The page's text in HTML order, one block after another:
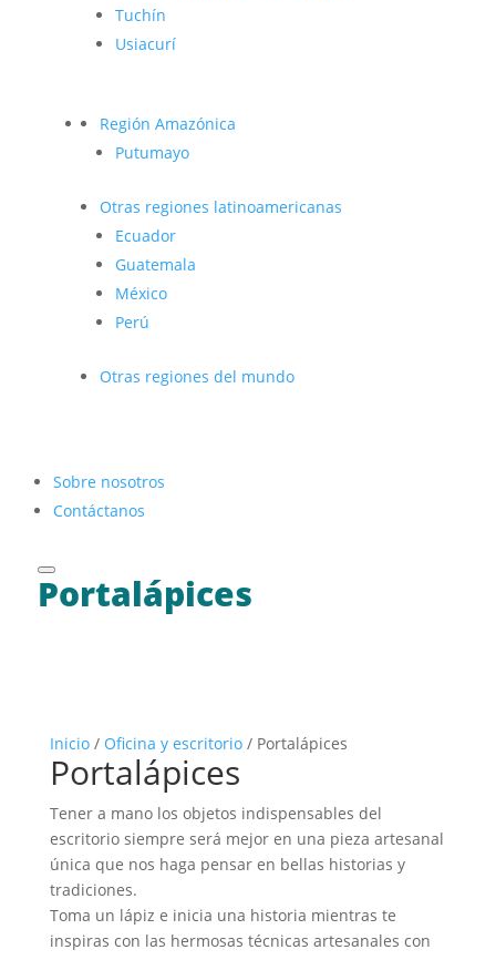
Tuchín
Usiacurí
Región Amazónica
Putumayo
Otras regiones latinoamericanas
Ecuador
Guatemala
México
Perú
Otras regiones del mundo
Sobre nosotros
Contáctanos
Portalápices
Inicio/ Oficina y escritorio/ Portalápices
Portalápices
Tener a mano los objetos indispensables del
escritorio siempre será mejor en una pieza artesanal
única que nos haga pensar en bellas historias y
tradiciones.
Toma un lápiz e inicia una historia mientras te
inspiras con las hermosas técnicas artesanales con